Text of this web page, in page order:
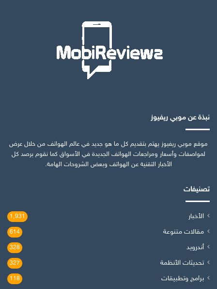
نبذة عن موبي ريفيوز
موقع موبي ريفيوز يهتم بتقديم كل ما هو جديد في عالم الهواتف من خلال عرض
لمواصفات وأسعار ومراجعات الهواتف الجديدة في الأسواق كما نقوم برصد كل
الأخبار التقنية عن الهواتف وبعض الشروحات الهامة.
تصنيفات
الأخبار 1٬931
مقالات متنوعة 614
أندرويد 328
تحديثات الأنظمة 327
برامج وتطبيقات 118